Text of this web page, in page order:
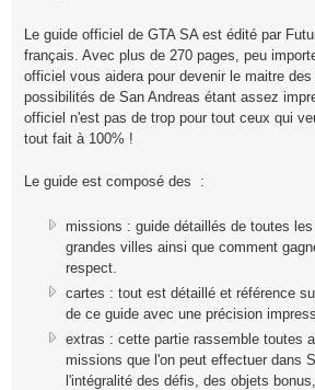
Le guide officiel de GTA SA est édité par
français. Avec plus de 270 pages, peu
officiel vous aidera pour devenir le maitre
possibilités de San Andreas étant assez
officiel n'est pas de trop pour tout ceux qui
tout fait à 100% !
Le guide est composé des :
missions : guide détaillés de toutes
grandes villes ainsi que comment
respect.
cartes : tout est détaillé et référence
de ce guide avec une précision
extras : cette partie rassemble toutes
missions que l'on peut effectuer dans
l'intégralité des défis, des objets